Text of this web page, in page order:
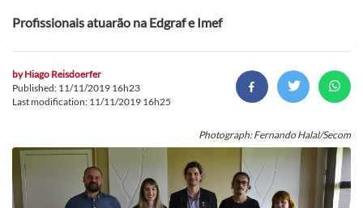
Profissionais atuarão na Edgraf e Imef
byHiago Reisdoerfer
Published: 11/11/2019 16h23
Last modification: 11/11/2019 16h25
Photograph: Fernando Halal/Secom